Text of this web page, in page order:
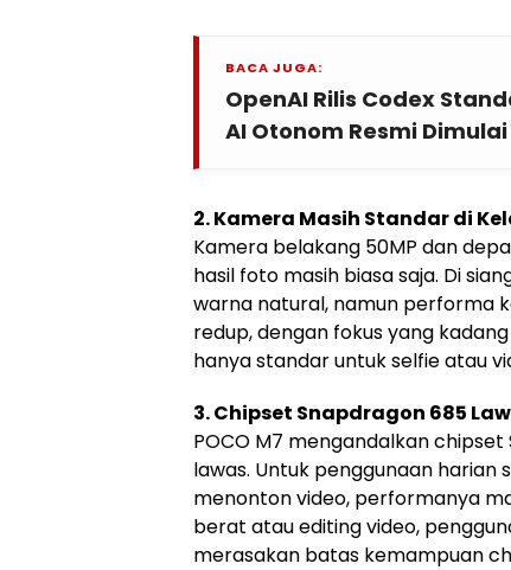
BACA JUGA:
OpenAI Rilis Codex
AI Otonom Resmi Dimulai
2. Kamera Masih Standar di
Kamera belakang 50MP dan
hasil foto masih biasa saja. Di
warna natural, namun performa
redup, dengan fokus yang
hanya standar untuk selfie atau
3. Chipset Snapdragon 685
POCO M7 mengandalkan
lawas. Untuk penggunaan harian
menonton video, performanya
berat atau editing video,
merasakan batas kemampuan